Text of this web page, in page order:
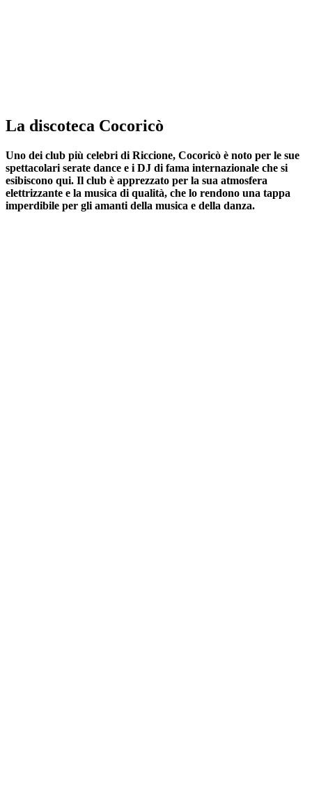
La discoteca Cocoricò
Uno dei club più celebri di Riccione, Cocoricò è noto per le sue
spettacolari serate dance e i DJ di fama internazionale che si
esibiscono qui. Il club è apprezzato per la sua atmosfera
elettrizzante e la musica di qualità, che lo rendono una tappa
imperdibile per gli amanti della musica e della danza.